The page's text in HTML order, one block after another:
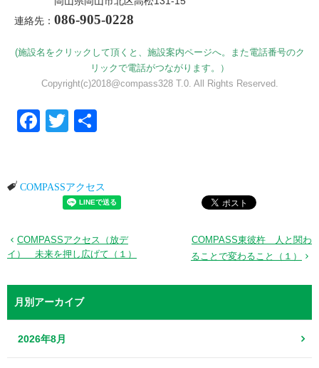
連絡先： 086-905-0228
(施設名をクリックして頂くと、施設案内ページへ。また電話番号のク
リックで電話がつながります。）
Copyright(c)2018@compass328 T.0. All Rights Reserved.
FacebookTwitter
COMPASSアクセス
COMPASSアクセス（放デ
イ） 未来を押し広げて（１）
COMPASS東彼杵 人と関わ
ることで変わること（１）
月別アーカイブ
2026年8月